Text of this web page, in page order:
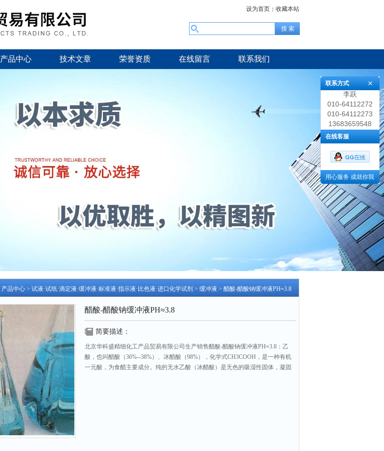
设为首页 | 收藏本站
产品中心 技术文章 荣誉资质 在线留言 联系我们
产品中心 > 试液·试纸·滴定液·缓冲液·标准液·指示液·比色液·进口化学试剂 > 缓冲液 > 醋酸-醋酸钠缓冲液PH≈3.8
醋酸-醋酸钠缓冲液PH≈3.8
简要描述：
北京华科盛精细化工产品贸易有限公司生产销售醋酸-醋酸钠缓冲液PH≈3.8：乙
酸，也叫醋酸（36%--38%）、冰醋酸（98%），化学式CH3COOH，是一种有机
一元酸，为食醋主要成分。纯的无水乙酸（冰醋酸）是无色的吸湿性固体，凝固
联系方式
李跃
010-64112272
010-64112273
13683659548
在线客服
用心服务 成就你我